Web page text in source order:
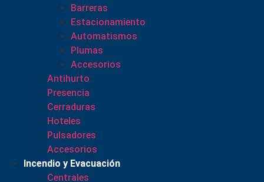
Barreras
Estacionamiento
Automatismos
Plumas
Accesorios
Antihurto
Presencia
Cerraduras
Hoteles
Pulsadores
Accesorios
Incendio y Evacuación
Centrales